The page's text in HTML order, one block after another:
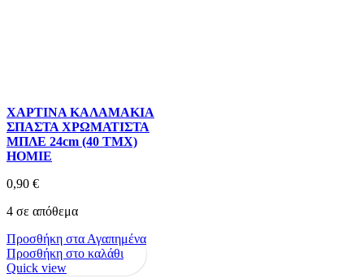
ΧΑΡΤΙΝΑ ΚΑΛΑΜΑΚΙΑ
ΣΠΑΣΤΑ ΧΡΩΜΑΤΙΣΤΑ
ΜΠΛΕ 24cm (40 ΤΜΧ)
HOMIE
0,90 €
4 σε απόθεμα
Προσθήκη στα Αγαπημένα
Προσθήκη στο καλάθι
Quick view